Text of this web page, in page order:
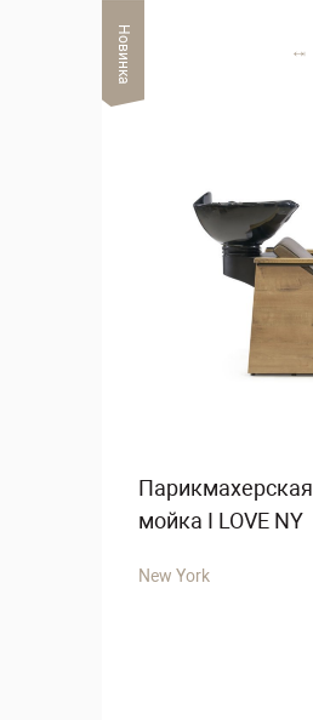
Новинка
Парикмахерская
мойка I LOVE NY
New York